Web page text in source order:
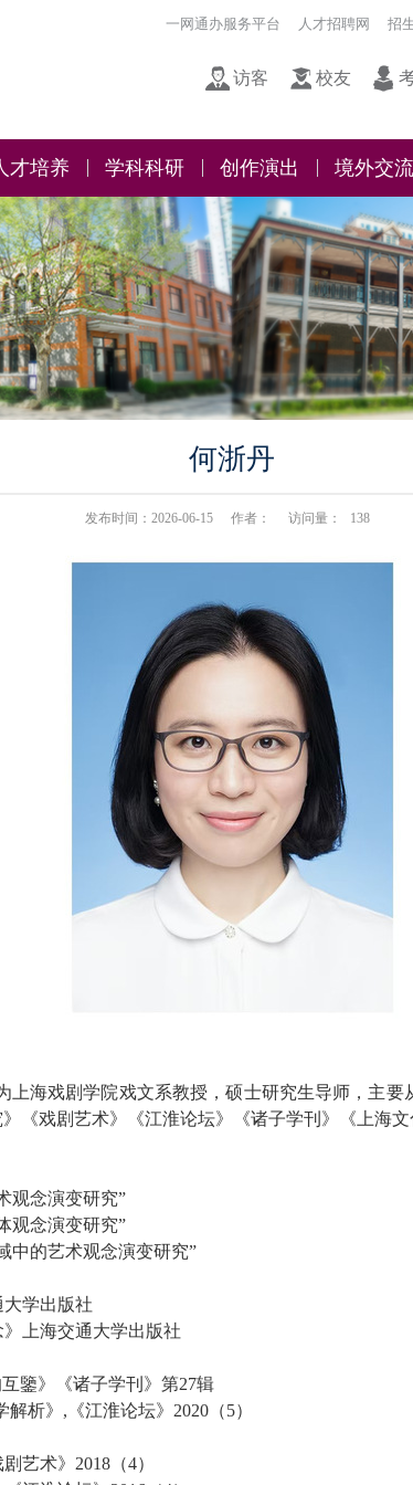
一网通办服务平台 人才招聘网 招
访客 校友
才培养 学科科研 创作演出 境外交流
何浙丹
发布时间：2026-06-15 作者： 访问量： 138
上海戏剧学院戏文系教授 ，硕士研究生导师，主要
《戏剧艺术》《江淮论坛》《诸子学刊》《 上海
观念演变研究”
观念演变研究”
中的艺术观念演变研究”
学出版社
上海交通大学出版社
鑒》
《诸子学刊》第27辑
析》 , 《江淮论坛》2020（5）
艺术》2018（4）